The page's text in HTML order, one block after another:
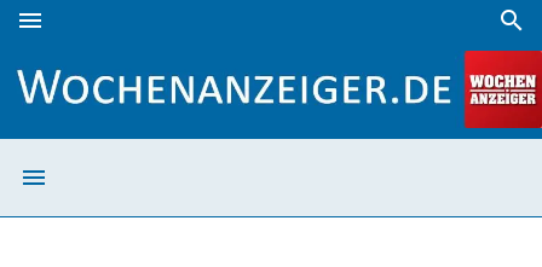
menu search
menu